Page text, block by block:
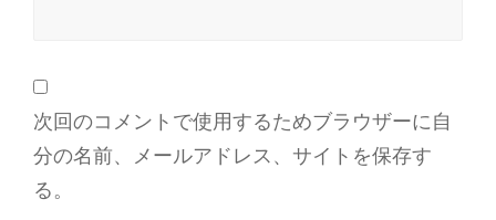
次回のコメントで使用するためブラウザーに自
分の名前、メールアドレス、サイトを保存す
る。